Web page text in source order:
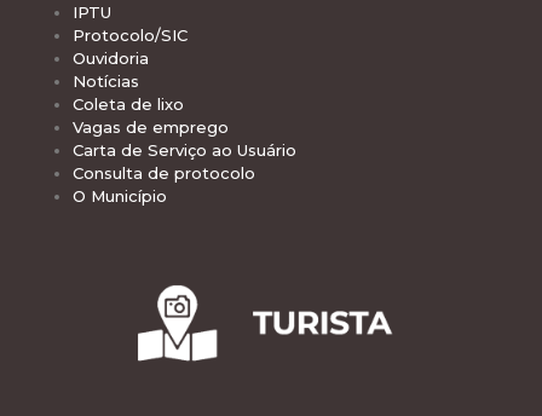
IPTU
Protocolo/SIC
Ouvidoria
Notícias
Coleta de lixo
Vagas de emprego
Carta de Serviço ao Usuário
Consulta de protocolo
O Município